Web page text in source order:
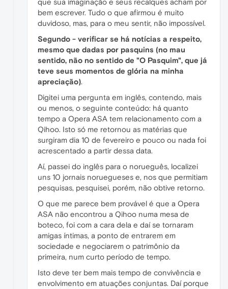
que sua imaginação e seus recalques acham por
bem escrever. Tudo o que afirmou é muito
duvidoso, mas, para o meu sentir, não impossível.
Segundo - verificar se há notícias a respeito,
mesmo que dadas por pasquins (no mau
sentido, não no sentido de "O Pasquim", que já
teve seus momentos de glória na minha
apreciação).
Digitei uma pergunta em inglês, contendo, mais
ou menos, o seguinte conteúdo: há quanto
tempo a Opera ASA tem relacionamento com a
Qihoo. Isto só me retornou as matérias que
surgiram dia 10 de fevereiro e pouco ou nada foi
acrescentado a partir dessa data.
Aí, passei do inglês para o norueguês, localizei
uns 10 jornais noruegueses e, nos que permitiam
pesquisas, pesquisei, porém, não obtive retorno.
O que me parece bem provável é que a Opera
ASA não encontrou a Qihoo numa mesa de
boteco, foi com a cara dela e daí se tornaram
amigas íntimas, a ponto de entrarem em
sociedade e negociarem o patrimônio da
primeira, num curto período de tempo.
Isto deve ter bem mais tempo de convivência e
envolvimento em atuações conjuntas. Daí porque